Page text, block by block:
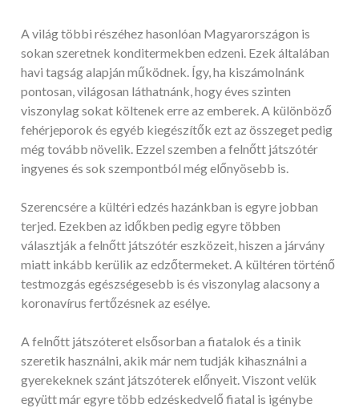
A világ többi részéhez hasonlóan Magyarországon is
sokan szeretnek konditermekben edzeni. Ezek általában
havi tagság alapján működnek. Így, ha kiszámolnánk
pontosan, világosan láthatnánk, hogy éves szinten
viszonylag sokat költenek erre az emberek. A különböző
fehérjeporok és egyéb kiegészítők ezt az összeget pedig
még tovább növelik. Ezzel szemben a felnőtt játszótér
ingyenes és sok szempontból még előnyösebb is.
Szerencsére a kültéri edzés hazánkban is egyre jobban
terjed. Ezekben az időkben pedig egyre többen
választják a felnőtt játszótér eszközeit, hiszen a járvány
miatt inkább kerülik az edzőtermeket. A kültéren történő
testmozgás egészségesebb is és viszonylag alacsony a
koronavírus fertőzésnek az esélye.
A felnőtt játszóteret elsősorban a fiatalok és a tinik
szeretik használni, akik már nem tudják kihasználni a
gyerekeknek szánt játszóterek előnyeit. Viszont velük
együtt már egyre több edzéskedvelő fiatal is igénybe